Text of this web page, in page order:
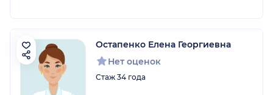
Остапенко Елена Георгиевна
Нет оценок
Стаж 34 года